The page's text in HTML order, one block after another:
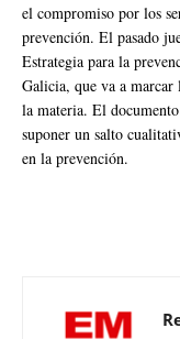
el compromiso por los
prevención. El pasado
Estrategia para la
Galicia, que va a marcar
la materia. El
suponer un salto
en la prevención.